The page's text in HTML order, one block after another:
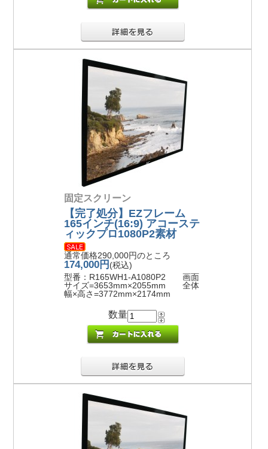
固定スクリーン
【完了処分】EZフレーム
165インチ(16:9) アコーステ
ィックプロ1080P2素材
通常価格290,000円のところ
174,000円 (税込)
型番：R165WH1-A1080P2 画面
サイズ=3653mm×2055mm 全体
幅×高さ=3772mm×2174mm
数量